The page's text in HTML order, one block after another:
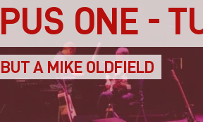
ONE -
A MIKE OLDFIELD